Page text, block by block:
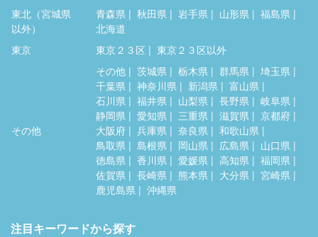
東北（宮城県
以外）
青森県 秋田県 岩手県 山形県
福島県
北海道
東京
東京２３区 東京２３区以外
その他
その他 茨城県 栃木県 群馬県
埼玉県
千葉県
神奈川県 新潟県
富山県
石川県
福井県 山梨県 長野県
岐阜県
静岡県
愛知県 三重県 滋賀県
京都府
大阪府
兵庫県 奈良県
和歌山県
鳥取県
島根県 岡山県 広島県
山口県
徳島県
香川県 愛媛県 高知県
福岡県
佐賀県
長崎県 熊本県 大分県
宮崎県
鹿児島県
沖縄県
注目キーワードから探す